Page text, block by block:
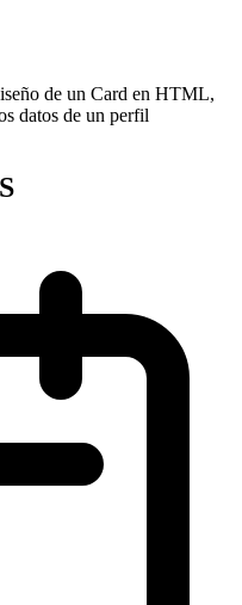
de un Card en HTML,
datos de un perfil